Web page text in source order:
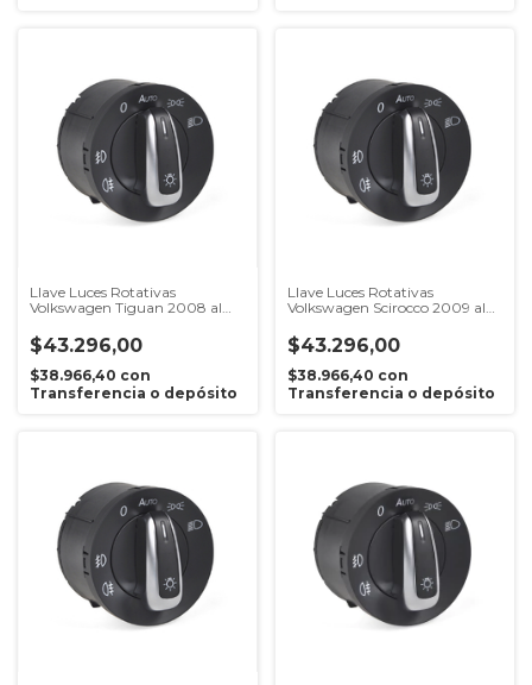
Llave Luces Rotativas
Volkswagen Tiguan 2008 al
$43.296,00
$38.966,40 con
Transferencia o depósito
Llave Luces Rotativas
Volkswagen Scirocco 2009 al
$43.296,00
$38.966,40 con
Transferencia o depósito